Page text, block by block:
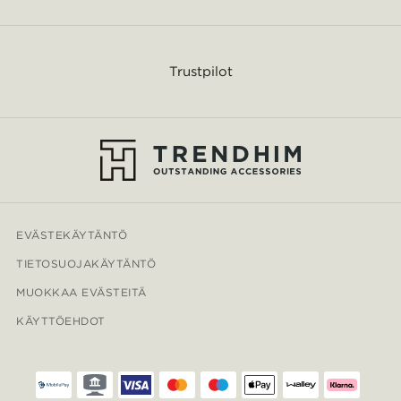
Trustpilot
EVÄSTEKÄYTÄNTÖ
TIETOSUOJAKÄYTÄNTÖ
MUOKKAA EVÄSTEITÄ
KÄYTTÖEHDOT